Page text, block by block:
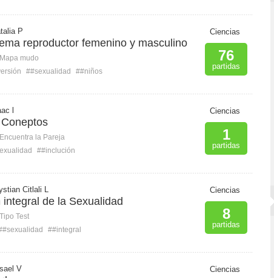
P
reproductor femenino y masculino
Mapa mudo
##sexualidad ##niños
Ciencias
76
partidas
l
Encuentra la Pareja
##inclución
Ciencias
1
partidas
Citlali L
integral de la Sexualidad
Tipo Test
##integral
Ciencias
8
partidas
V Ciencias